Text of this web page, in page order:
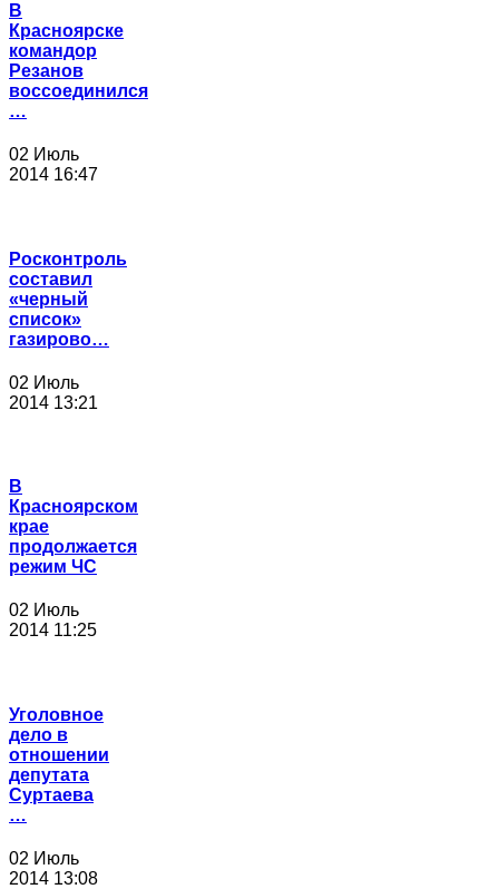
В
Красноярске
командор
Резанов
воссоединился
…
02 Июль
2014 16:47
Росконтроль
составил
«черный
список»
газирово…
02 Июль
2014 13:21
В
Красноярском
крае
продолжается
режим ЧС
02 Июль
2014 11:25
Уголовное
дело в
отношении
депутата
Суртаева
…
02 Июль
2014 13:08